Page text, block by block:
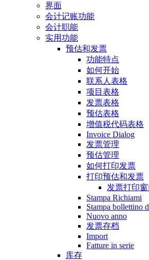
界面
会计记账功能
会计职能
实用功能
预估和发票
功能特点
如何开始
联系人表格
项目表格
发票表格
预估表格
增值税代码表格
Invoice Dialog
发票管理
预估管理
如何打印发票
打印预估和发票
发票打印窗
Stampa Richiami
Stampa bollettino
Nuovo anno
发票存档
Import
Fatture in serie
库存